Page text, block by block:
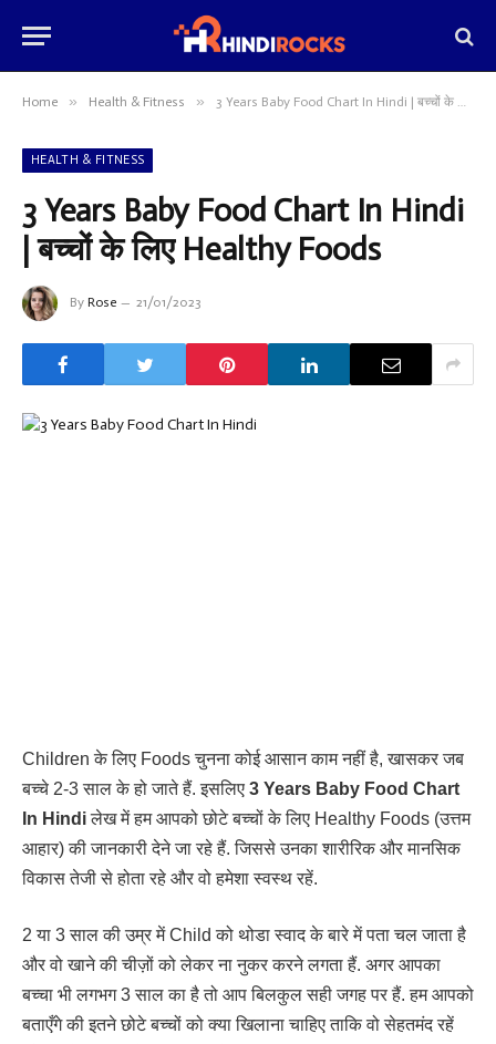
Home » Health & Fitness » 3 Years Baby Food Chart In Hindi | बच्चों के लिए Healthy Foods
HEALTH & FITNESS
3 Years Baby Food Chart In Hindi
| बच्चों के लिए Healthy Foods
By Rose 21/01/2023
Children के लिए Foods चुनना कोई आसान काम नहीं है, खासकर जब
बच्चे 2-3 साल के हो जाते हैं. इसलिए 3 Years Baby Food Chart
In Hindiलेख में हम आपको छोटे बच्चों के लिए Healthy Foods (उत्तम
आहार) की जानकारी देने जा रहे हैं. जिससे उनका शारीरिक और मानसिक
विकास तेजी से होता रहे और वो हमेशा स्वस्थ रहें.
2 या 3 साल की उम्र में Child को थोडा स्वाद के बारे में पता चल जाता है
और वो खाने की चीज़ों को लेकर ना नुकर करने लगता हैं. अगर आपका
बच्चा भी लगभग 3 साल का है तो आप बिलकुल सही जगह पर हैं. हम आपको
बताएँगे की इतने छोटे बच्चों को क्या खिलाना चाहिए ताकि वो सेहतमंद रहें